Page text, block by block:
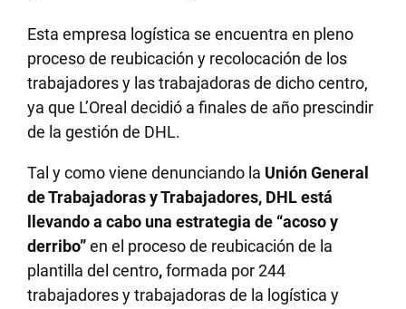
Esta empresa logística se encuentra en pleno
proceso de reubicación y recolocación de los
trabajadores y las trabajadoras de dicho centro,
ya que L’Oreal decidió a finales de año prescindir
de la gestión de DHL.
Tal y como viene denunciando la Unión General
de Trabajadoras y Trabajadores, DHL está
llevando a cabo una estrategia de “acoso y
derribo”en el proceso de reubicación de la
plantilla del centro,formada por 244
trabajadores y trabajadoras de la logística y